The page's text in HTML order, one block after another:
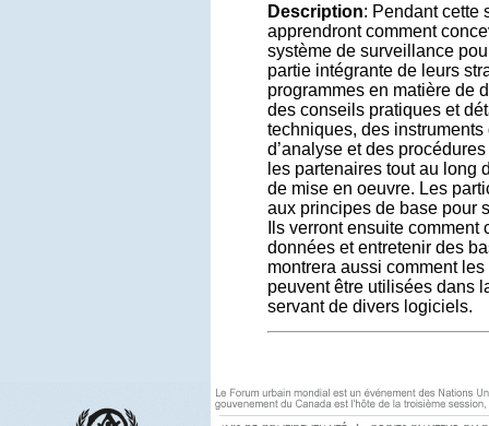
Description: Pendant cette
apprendront comment
système de surveillance
partie intégrante de leurs
programmes en matière de
des conseils pratiques et
techniques, des
d’analyse et des
les partenaires tout au long
de mise en oeuvre. Les
aux principes de base pour
Ils verront ensuite
données et entretenir des
montrera aussi comment
peuvent être utilisées dans
servant de divers logiciels.